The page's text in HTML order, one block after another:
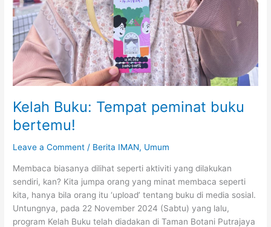
Kelah Buku: Tempat peminat buku
bertemu!
Leave a Comment / Berita IMAN, Umum
Membaca biasanya dilihat seperti aktiviti yang dilakukan
sendiri, kan? Kita jumpa orang yang minat membaca seperti
kita, hanya bila orang itu ‘upload’ tentang buku di media sosial.
Untungnya, pada 22 November 2024 (Sabtu) yang lalu,
program Kelah Buku telah diadakan di Taman Botani Putrajaya